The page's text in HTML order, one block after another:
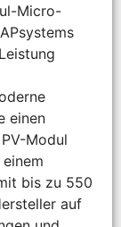
Micro-
einen
Modul
bis zu 550
auf